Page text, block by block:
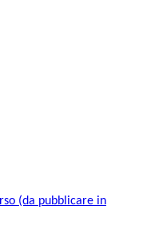
(da pubblicare in